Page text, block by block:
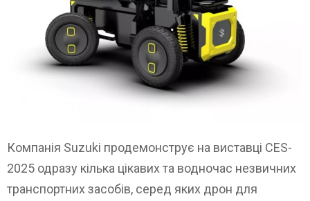
Компанія Suzuki продемонструє на виставці CES-
2025 одразу кілька цікавих та водночас незвичних
транспортних засобів, серед яких дрон для